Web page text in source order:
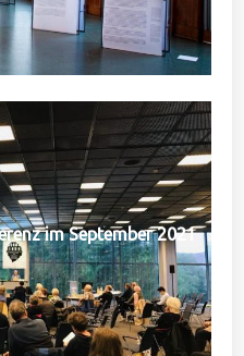
im September 2021